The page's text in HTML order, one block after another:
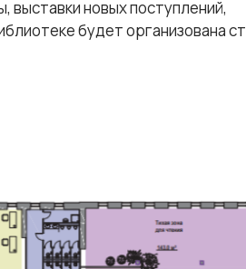
новых поступлений,
будет организована